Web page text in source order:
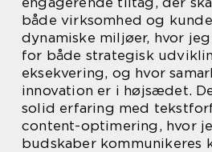
både virksomhed og
dynamiske miljøer, hvor
for både strategisk
eksekvering, og hvor
innovation er i højsædet.
solid erfaring med
content-optimering, hvor
budskaber